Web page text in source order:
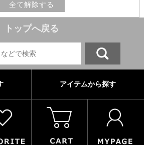
全て解除する
トップへ戻る
アイテムから探す